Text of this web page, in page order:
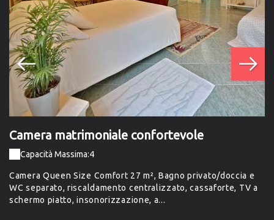
Camera matrimoniale confortevole
Capacità Massima:4
Camera Queen Size Comfort 27 m², Bagno privato/doccia e
WC separato, riscaldamento centralizzato, cassaforte, TV a
schermo piatto, insonorizzazione, a...